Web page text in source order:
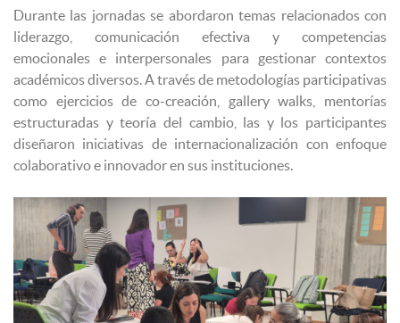
Durante las jornadas se abordaron temas relacionados con
liderazgo, comunicación efectiva y competencias
emocionales e interpersonales para gestionar contextos
académicos diversos. A través de metodologías participativas
como ejercicios de co-creación, gallery walks, mentorías
estructuradas y teoría del cambio, las y los participantes
diseñaron iniciativas de internacionalización con enfoque
colaborativo e innovador en sus instituciones.